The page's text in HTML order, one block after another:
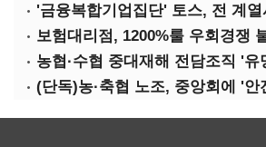
보험대리점, 1200%룰 우회경쟁
농협·수협 중대재해 전담조직 '유